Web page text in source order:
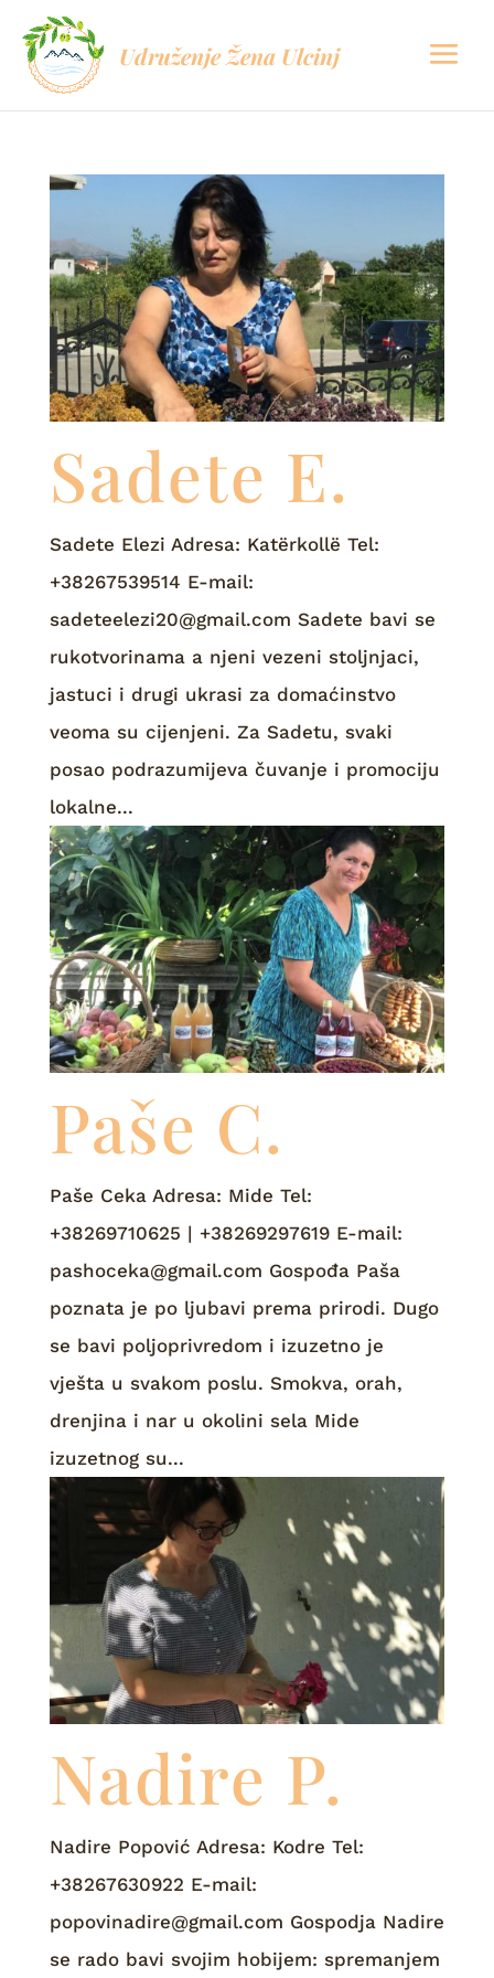
Udruženje Žena Ulcinj
Sadete E.
Sadete Elezi Adresa: Katërkollë Tel:
+38267539514 E-mail:
sadeteelezi20@gmail.com Sadete bavi se
rukotvorinama a njeni vezeni stoljnjaci,
jastuci i drugi ukrasi za domaćinstvo
veoma su cijenjeni. Za Sadetu, svaki
posao podrazumijeva čuvanje i promociju
lokalne...
Paše C.
Paše Ceka Adresa: Mide Tel:
+38269710625 | +38269297619 E-mail:
pashoceka@gmail.com Gospođa Paša
poznata je po ljubavi prema prirodi. Dugo
se bavi poljoprivredom i izuzetno je
vješta u svakom poslu. Smokva, orah,
drenjina i nar u okolini sela Mide
izuzetnog su...
Nadire P.
Nadire Popović Adresa: Kodre Tel:
+38267630922 E-mail:
popovinadire@gmail.com Gospodja Nadire
se rado bavi svojim hobijem: spremanjem